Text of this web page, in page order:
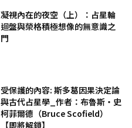
凝視內在的夜空（上）：占星輪
迴盤與榮格積極想像的無意識之
門
受保護的內容: 斯多葛因果決定論
與古代占星學_作者：布魯斯・史
柯菲爾德（Bruce Scofield）
【即將解鎖】